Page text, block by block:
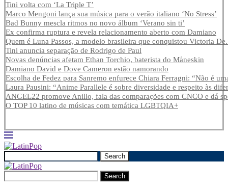
Tini volta com ‘La Triple T’
Marco Mengoni lança sua música para o verão italiano ‘No Stress’
Bad Bunny mescla ritmos no novo álbum ‘Verano sin ti’
Ex confirma ruptura e revela relacionamento aberto com Damiano
Quem é Luna Passos, a modelo brasileira que conquistou Victoria
Tini anuncia separação de Rodrigo de Paul
Novas denúncias afetam Ethan Torchio, baterista do Måneskin
Damiano David e Dove Cameron estão namorando
Escolha de Fedez para Sanremo enfurece Chiara Ferragni: “Não é
Laura Pausini: “Anime Parallele é sobre diversidade e respeito às
ANGEL22 promove Anillo, fala das comparações com CNCO e dá
O TOP 10 latino de músicas com temática LGBTQIA+
Search
Search